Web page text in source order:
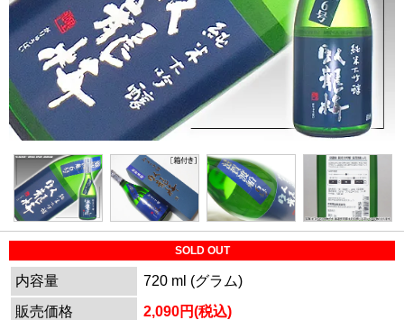
SOLD OUT
内容量
720 ml (グラム)
販売価格
2,090円(税込)